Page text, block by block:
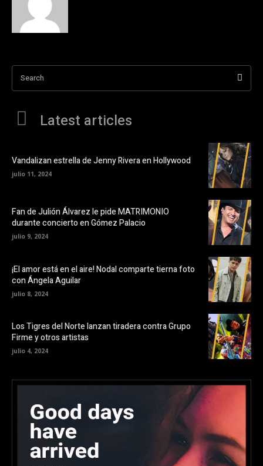
Search
Latest articles
Vandalizan estrella de Jenny Rivera en Hollywood
julio 11, 2024
Fan de Julión Álvarez le pide MATRIMONIO
durante concierto en Gómez Palacio
julio 9, 2024
¡El amor está en el aire! Nodal comparte tierna foto
con Ángela Aguilar
julio 8, 2024
Los Tigres del Norte lanzan tiradera contra Grupo
Firme y otros artistas
julio 4, 2024